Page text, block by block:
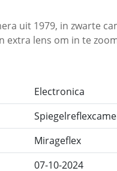
uit 1979, in zwarte
extra lens om in te
Electronica
Mirageflex
07-10-2024